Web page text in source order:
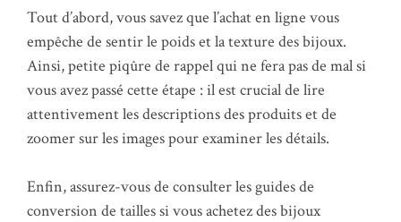
Tout d’abord, vous savez que l’achat en ligne vous
empêche de sentir le poids et la texture des bijoux.
Ainsi, petite piqûre de rappel qui ne fera pas de mal si
vous avez passé cette étape : il est crucial de lire
attentivement les descriptions des produits et de
zoomer sur les images pour examiner les détails.
Enfin, assurez-vous de consulter les guides de
conversion de tailles si vous achetez des bijoux